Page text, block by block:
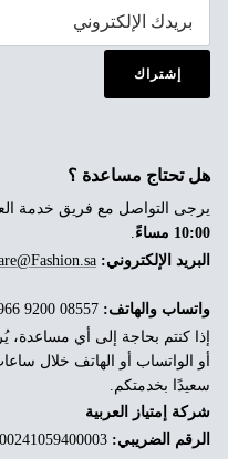
إشتراك
هل تحتاج مساعدة ؟
يرجى التواصل مع فريق خدمة
10:00 مساءً
البريد الإلكتروني:
واتساب والهاتف:
إذا كنتم بحاجة إلى أي مساعدة،
أو الواتساب أو الهاتف خلال
سعيدًا بخدمتكم.
شركة إمتياز العربية
الرقم الضريبي: